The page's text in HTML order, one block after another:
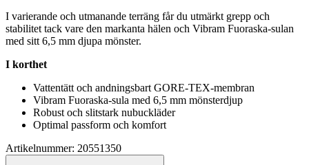
I varierande och utmanande terräng får du utmärkt grepp och
stabilitet tack vare den markanta hälen och Vibram Fuoraska-sulan
med sitt 6,5 mm djupa mönster.
I korthet
Vattentätt och andningsbart GORE-TEX-membran
Vibram Fuoraska-sula med 6,5 mm mönsterdjup
Robust och slitstark nubuckläder
Optimal passform och komfort
Artikelnummer: 20551350